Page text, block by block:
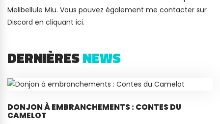
Melibellule Miu. Vous pouvez également me contacter sur
Discord en cliquant ici.
DERNIÈRESNEWS
DONJON À EMBRANCHEMENTS : CONTES DU
CAMELOT